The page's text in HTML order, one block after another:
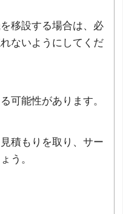
移設する場合は、必
ないようにしてくだ
可能性があります。
積もりを取り、サー
う。